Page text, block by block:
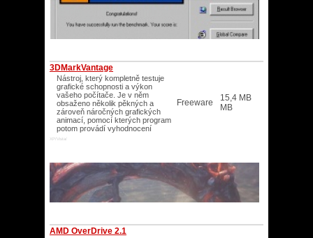
3DMarkVantage
Nástroj, který kompletně testuje
grafické schopnosti a výkon
vašeho počítače. Je v něm
obsaženo několik pěkných a
zároveň náročných grafických
animací, pomocí kterých program
potom provádí vyhodnocení
XP/Vista/
Freeware
15,4 MB
MB
AMD OverDrive 2.1